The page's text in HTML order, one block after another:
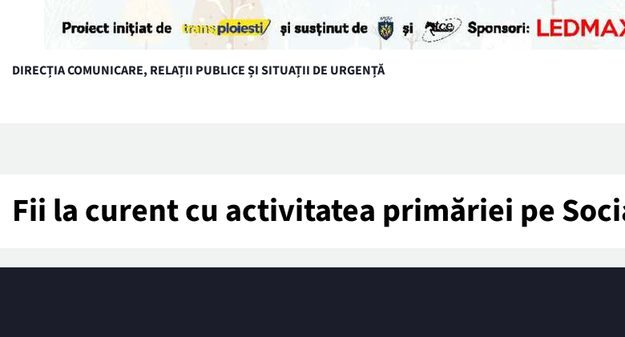
DIRECȚIA COMUNICARE, RELAȚII PUBLICE ȘI SITUAȚII DE URGENȚĂ
Fii la curent cu activitatea primăriei pe